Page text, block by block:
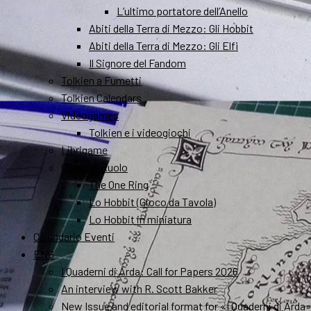
L’ultimo portatore dell’Anello
Abiti della Terra di Mezzo: Gli Hobbit
Abiti della Terra di Mezzo: Gli Elfi
Il Signore del Fandom
Tolkien a Fumetti
Tolkien Calendars
Videogames
Tolkien e i videogiochi
Librigame
Gioco di Ruolo
The One Ring
Lo Hobbit (Gioco da Tavola)
Lo Hobbit in miniatura
Calendario Eventi
ENG
I Quaderni di Arda: Call for Papers 2026
An interview with R. Scott Bakker
New Issue and editorial format for «I Quaderni di Arda»